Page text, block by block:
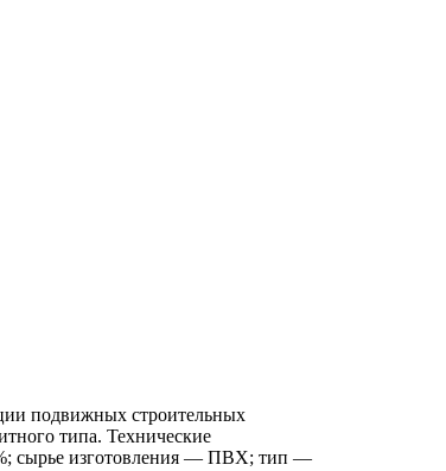
подвижных строительных
типа. Технические
сырье изготовления — ПВХ; тип —